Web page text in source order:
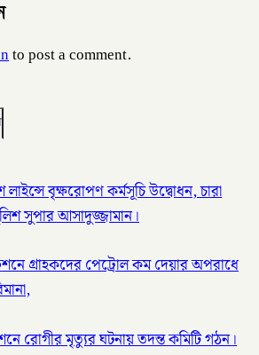
to post a comment.
বৃক্ষরোপণ কর্মসূচি উদ্বোধন, চারা
সুপার আসাদুজ্জামান।
গ্রাহকদের পেট্রোল কম দেয়ার অপরাধে
রোগীর মৃত্যুর ঘটনায় তদন্ত কমিটি গঠন।